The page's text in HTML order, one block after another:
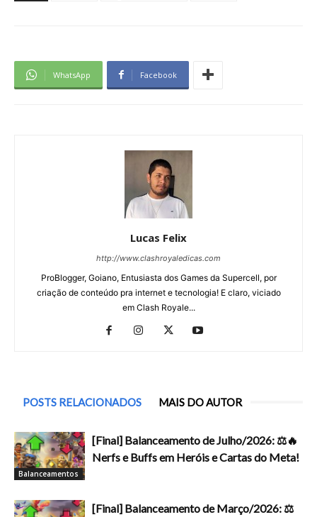
WhatsApp Facebook
Lucas Felix
http://www.clashroyaledicas.com
ProBlogger, Goiano, Entusiasta dos Games da Supercell, por
criação de conteúdo pra internet e tecnologia! E claro, viciado
em Clash Royale...
POSTS RELACIONADOS MAIS DO AUTOR
Balanceamentos
[Final] Balanceamento de Julho/2026: ⚖️🔥
Nerfs e Buffs em Heróis e Cartas do Meta!
[Final] Balanceamento de Março/2026: ⚖️